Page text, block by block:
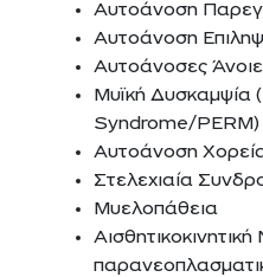
Αυτοάνοση
Αυτοάνοση
Αυτοάνοσες
Μυϊκή
Syndrome/PERM)
Αυτοάνοση
Στελεχιαία
Μυελοπάθεια